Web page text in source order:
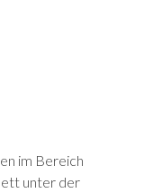
im Bereich
unter der